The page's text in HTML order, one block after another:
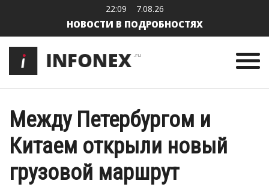
22:09 7.08.26
НОВОСТИ В ПОДРОБНОСТЯХ
Между Петербургом и
Китаем открыли новый
грузовой маршрут